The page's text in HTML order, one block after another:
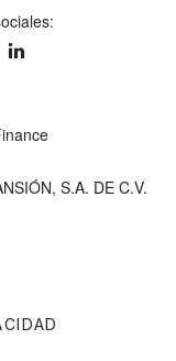
S.A. DE C.V.